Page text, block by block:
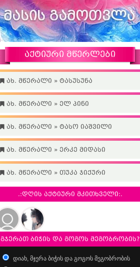
აქტიური მწერლები
ახ. მწერალი » ტასუსუნა
ახ. მწერალი » ელ პინი
ახ. მწერალი » ტასო იაშვილი
ახ. მწერალი » ერკე მიდასი
ახ. მწერალი » თუკა ჯიქური
.:დღის აქტიური მკითხველი:.
გჯერათ ბიჭის და გოგოს მეგობრობის?
დიახ, მჯერა ბიჭის და გოგოს მეგობრობის